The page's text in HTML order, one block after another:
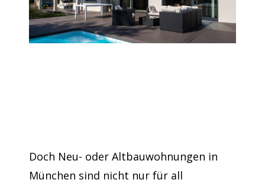
Doch Neu- oder Altbauwohnungen in
München sind nicht nur für all